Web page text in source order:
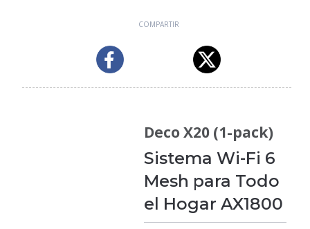
COMPARTIR
Deco X20 (1-pack)
Sistema Wi-Fi 6
Mesh para Todo
el Hogar AX1800